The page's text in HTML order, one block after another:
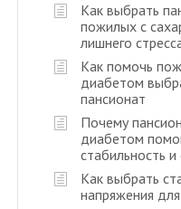
Как выбрать
пожилых с
лишнего
Как помочь
диабетом
пансионат
Почему
диабетом
стабильность
Как выбрать
напряжения